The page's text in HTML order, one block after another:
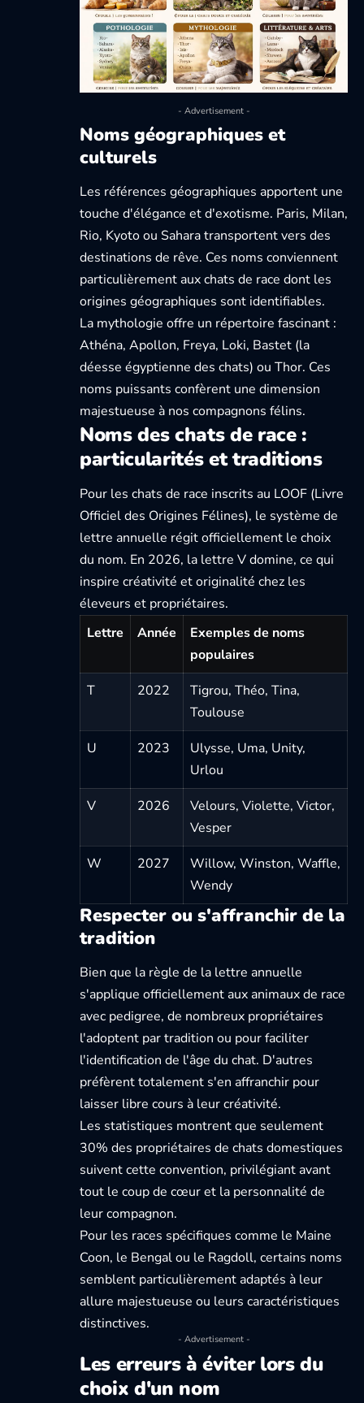
- Advertisement -
Noms géographiques et
culturels
Les références géographiques apportent une
touche d'élégance et d'exotisme. Paris, Milan,
Rio, Kyoto ou Sahara transportent vers des
destinations de rêve. Ces noms conviennent
particulièrement aux chats de race dont les
origines géographiques sont identifiables.
La mythologie offre un répertoire fascinant :
Athéna, Apollon, Freya, Loki, Bastet (la
déesse égyptienne des chats) ou Thor. Ces
noms puissants confèrent une dimension
majestueuse à nos compagnons félins.
Noms des chats de race :
particularités et traditions
Pour les chats de race inscrits au LOOF (Livre
Officiel des Origines Félines), le système de
lettre annuelle régit officiellement le choix
du nom. En 2026, la lettre V domine, ce qui
inspire créativité et originalité chez les
éleveurs et propriétaires.
Lettre
Année
Exemples de noms
populaires
T
2022
Tigrou, Théo, Tina,
Toulouse
U
2023
Ulysse, Uma, Unity,
Urlou
V
2026
Velours, Violette, Victor,
Vesper
W
2027
Willow, Winston, Waffle,
Wendy
Respecter ou s'affranchir de la
tradition
Bien que la règle de la lettre annuelle
s'applique officiellement aux animaux de race
avec pedigree, de nombreux propriétaires
l'adoptent par tradition ou pour faciliter
l'identification de l'âge du chat. D'autres
préfèrent totalement s'en affranchir pour
laisser libre cours à leur créativité.
Les statistiques montrentque seulement
30% des propriétaires de chats domestiques
suivent cette convention, privilégiant avant
tout le coup de cœur et la personnalité de
leur compagnon.
Pour les races spécifiques comme le Maine
Coon, le Bengalou le Ragdoll, certains noms
semblent particulièrement adaptés à leur
allure majestueuse ou leurs caractéristiques
distinctives.
- Advertisement -
Les erreurs à éviter lors du
choix d'un nom